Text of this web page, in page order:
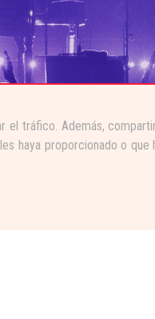
tráfico. Además,
haya proporcionado o que